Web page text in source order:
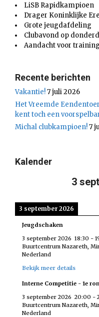
LiSB Rapidkampioen
Drager Koninklijke
Grote jeugdafdeling
Clubavond op
Aandacht voor
Recente berichten
Vakantie!7 juli 2026
Het Vreemde
kent toch een
Michal clubkampioen!7
Kalender
3
3 september 2026
Jeugdschaken
3 september 2026 18:30 -
Buurtcentrum Nazareth,
Nederland
Bekijk meer details
Interne Competitie - 1e
3 september 2026 20:00 -
Buurtcentrum Nazareth,
Nederland